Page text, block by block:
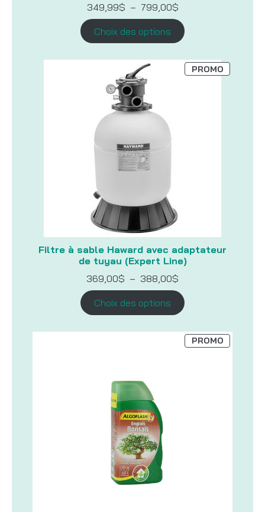
349,99$ – 799,00$Plage
prix :
349,99$
à
Choix des options
Filtre à sable Haward avec adaptateur
de tuyau (Expert Line)
PROMOPRODUIT
EN
369,00$ – 388,00$
prix :
369,00$
à
Choix des options
PROMOPRODUIT
EN